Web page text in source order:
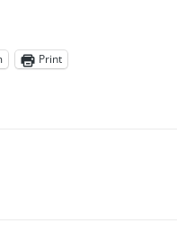
Print